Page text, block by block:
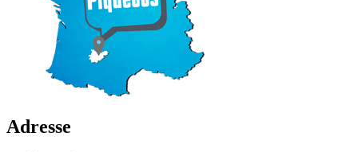
Adresse